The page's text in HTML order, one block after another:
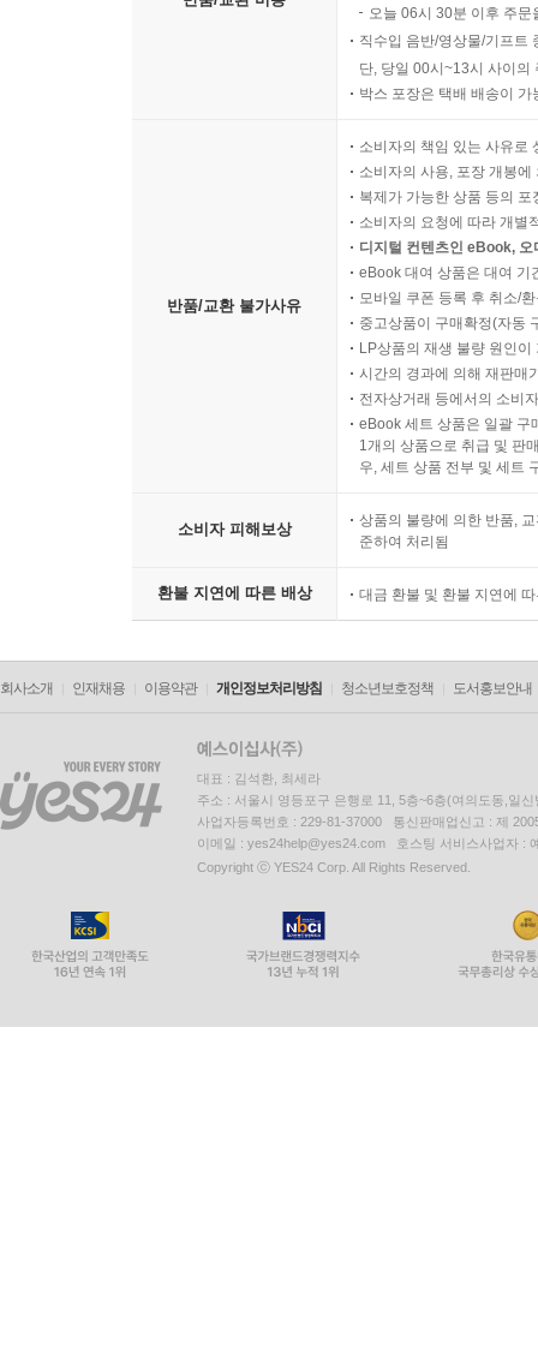
오늘 06시 30분 이후 주
직수입 음반/영상물/기프트
단, 당일 00시~13시 사이의
박스 포장은 택배 배송이
반품/교환 불가사유
소비자의 책임 있는 사유로
소비자의 사용, 포장 개봉
복제가 가능한 상품 등의
소비자의 요청에 따라 개별
디지털 컨텐츠인 eBook,
eBook 대여 상품은 대여 기
모바일 쿠폰 등록 후 취소/
중고상품이 구매확정(자동
LP상품의 재생 불량 원인
시간의 경과에 의해 재판매
전자상거래 등에서의 소비
eBook 세트 상품은 일괄 구
1개의 상품으로 취급 및 판
우, 세트 상품 전부 및 세트
소비자 피해보상
상품의 불량에 의한 반품,
준하여 처리됨
환불 지연에 따른 배상 대금 환불 및 환불 지연에
회사소개 인재채용 이용약관 개인정보처리방침 청소년보호정책 도서홍보안내
대표 : 김석환, 최세라
주소 : 서울시 영등포구 은행로 11, 5층~6층(여의도동,일신
사업자등록번호 : 229-81-37000 통신판매업신고 : 제
이메일 : yes24help@yes24.com 호스팅 서비스사업자 :
Copyright ⓒ YES24 Corp. All Rights Reserved.